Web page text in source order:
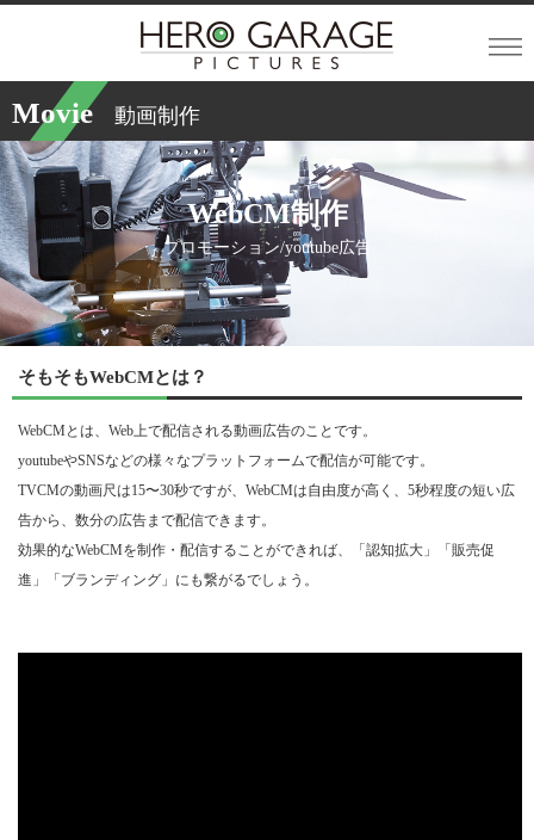
Movie 動画制作
WebCM制作
プロモーション/youtube広告
そもそもWebCMとは？
WebCMとは、Web上で配信される動画広告のことです。
youtubeやSNSなどの様々なプラットフォームで配信が可能です。
TVCMの動画尺は15〜30秒ですが、WebCMは自由度が高く、5秒程度の短い広
告から、数分の広告まで配信できます。
効果的なWebCMを制作・配信することができれば、「認知拡大」「販売促
進」「ブランディング」にも繋がるでしょう。